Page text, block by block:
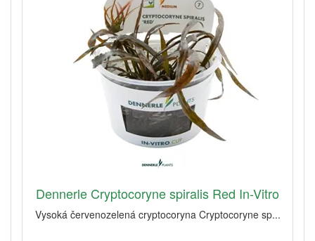
Dennerle Cryptocoryne spiralis Red In-Vitro
Vysoká červenozelená cryptocoryna Cryptocoryne sp...